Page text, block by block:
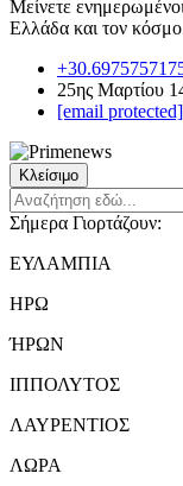
Μείνετε
Ελλάδα και τον
25ης Μαρτίου
[email protected]
Κλείσιμο
Σήμερα Γιορτάζουν:
ΕΥΛΑΜΠΙΑ
ΗΡΩ
ΉΡΩΝ
ΙΠΠΟΛΥΤΟΣ
ΛΑΥΡΕΝΤΙΟΣ
ΛΩΡΑ